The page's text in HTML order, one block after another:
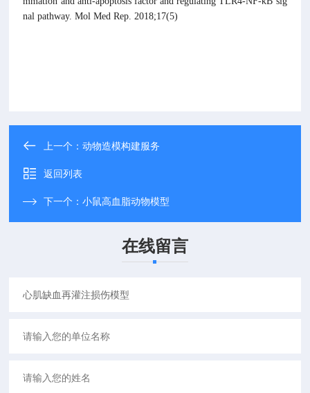
nal pathway. Mol Med Rep. 2018;17(5)
上一个：动物造模构建服务
返回列表
下一个：小鼠高血脂动物模型
在线留言